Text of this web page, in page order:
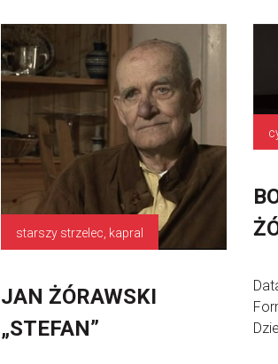
starszy strzelec, kapral
JAN ŻÓRAWSKI
„STEFAN”